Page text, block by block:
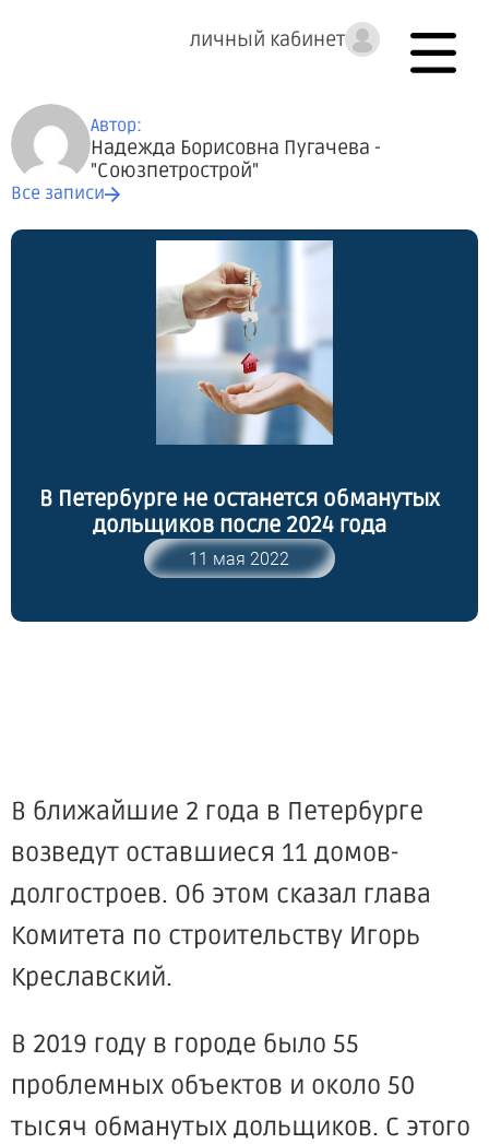
личный кабинет
Автор:
Надежда Борисовна Пугачева -
"Союзпетрострой"
Все записи
В Петербурге не останется обманутых
дольщиков после 2024 года
11 мая 2022
В ближайшие 2 года в Петербурге
возведут оставшиеся 11 домов-
долгостроев. Об этом сказал глава
Комитета по строительству Игорь
Креславский.
В 2019 году в городе было 55
проблемных объектов и около 50
тысяч обманутых дольщиков. С этого